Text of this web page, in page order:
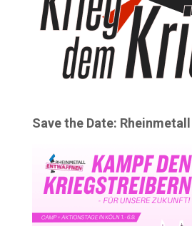
Save the Date: